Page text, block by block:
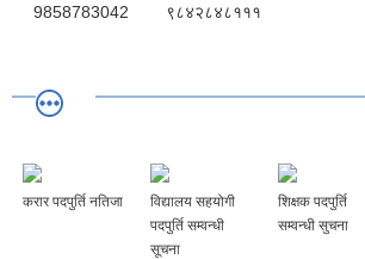
9858783042 ९८४२८४८१११
करार पदपुर्ति नतिजा
विद्यालय सहयोगी
पदपुर्ति सम्वन्धी
सूचना
शिक्षक पदपुर्ति
सम्वन्धी सुचना